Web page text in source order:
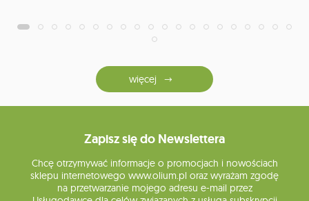
więcej
Zapisz się do Newslettera
Chcę otrzymywać informacje o promocjach i nowościach
sklepu internetowego www.olium.pl oraz wyrażam zgodę
na przetwarzanie mojego adresu e-mail przez